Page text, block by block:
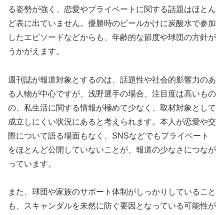
る姿勢が強く、恋愛やプライベートに関する話題はほとん
ど表に出ていません。優勝時のビールかけに炭酸水で参加
したエピソードなどからも、年齢的な節度や球団の方針が
うかがえます。
週刊誌が報道対象とするのは、話題性や社会的影響力のあ
る人物が中心ですが、浅野選手の場合、注目度は高いもの
の、私生活に関する情報が極めて少なく、取材対象として
成立しにくい状況にあると考えられます。本人が恋愛や交
際について語る場面もなく、SNSなどでもプライベート
をほとんど公開していないことが、報道の少なさにつなが
っています。
また、球団や家族のサポート体制がしっかりしていること
も、スキャンダルを未然に防ぐ要因となっている可能性が